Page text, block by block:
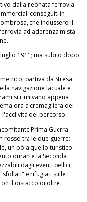
dalla neonata ferrovia
conseguiti in
che indussero il
ad aderenza mista
1911; ma subito dopo
partiva da Stresa
navigazione lacuale e
rami si riunivano appena
ora a cremagliera del
del percorso.
Prima Guerra
rosso tra le due guerre:
un pò a quello turistico.
durante la Seconda
dagli eventi bellici,
e rifugiati sulle
il distacco di oltre